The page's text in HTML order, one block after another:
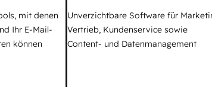
mit denen
Ihr E-Mail-
können
Unverzichtbare Software für
Vertrieb, Kundenservice sowie
Content- und Datenmanagement